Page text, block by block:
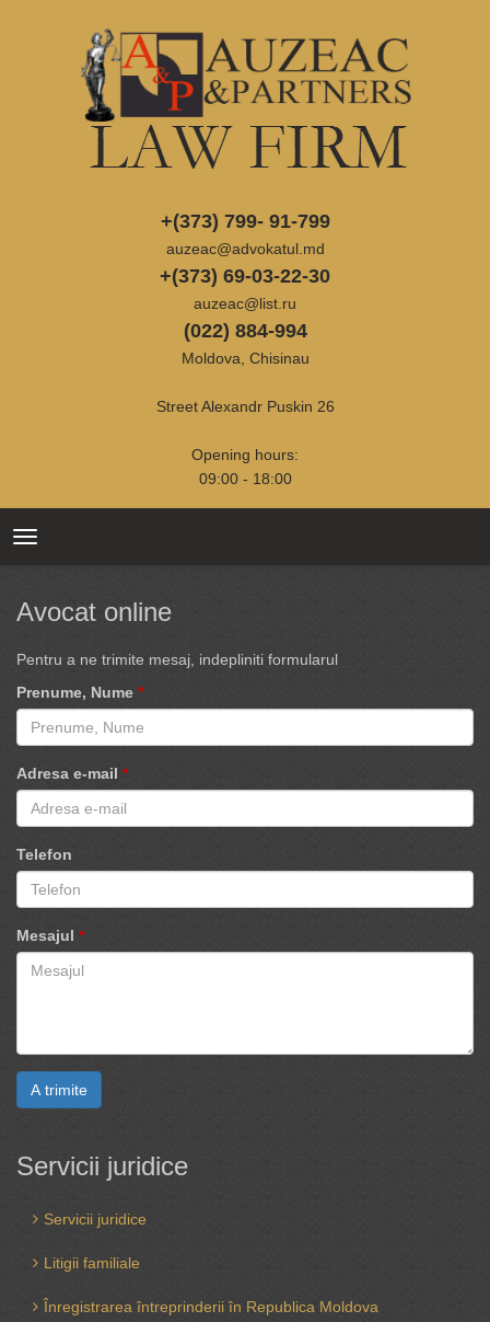
+(373) 799- 91-799
auzeac@advokatul.md
+(373) 69-03-22-30
auzeac@list.ru
(022) 884-994
Moldova, Chisinau
Street Alexandr Puskin 26
Opening hours:
09:00 - 18:00
Toggle
Avocat online
Pentru a ne trimite mesaj, indepliniti formularul
Prenume, Nume
Adresa e-mail
Telefon
Mesajul
A trimite
Servicii juridice
Servicii juridice
Litigii familiale
Înregistrarea întreprinderii în Republica Moldova